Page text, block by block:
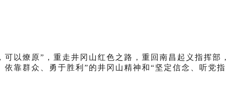
以燎原”，重走井冈山红色之路，重回南昌起义指挥部，
靠群众、勇于胜利”的井冈山精神和“坚定信念、听党指